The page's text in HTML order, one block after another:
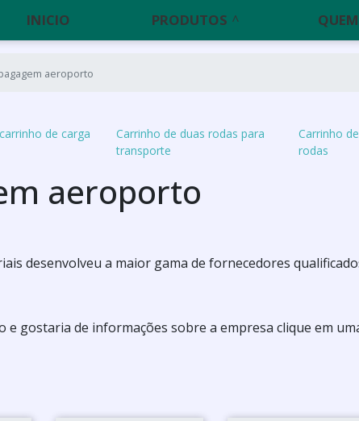
INICIO PRODUTOS
aeroporto
de carga
Carrinho de duas rodas para
transporte
Carrinho
rodas
aeroporto
desenvolveu a maior gama de fornecedores
gostaria de informações sobre a empresa clique em